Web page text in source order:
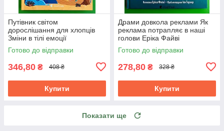
Путівник світом
дорослішання для хлопців
Зміни в тілі емоції
бодіпозитив Барбара
Петрущак
Готово до відправки
346,80 ₴ 408 ₴
Купити
Драми довкола реклами Як
реклама потрапляє в наші
голови Еріка Файві
Видавництво Старого Лева
Готово до відправки
278,80 ₴ 328 ₴
Купити
Показати ще